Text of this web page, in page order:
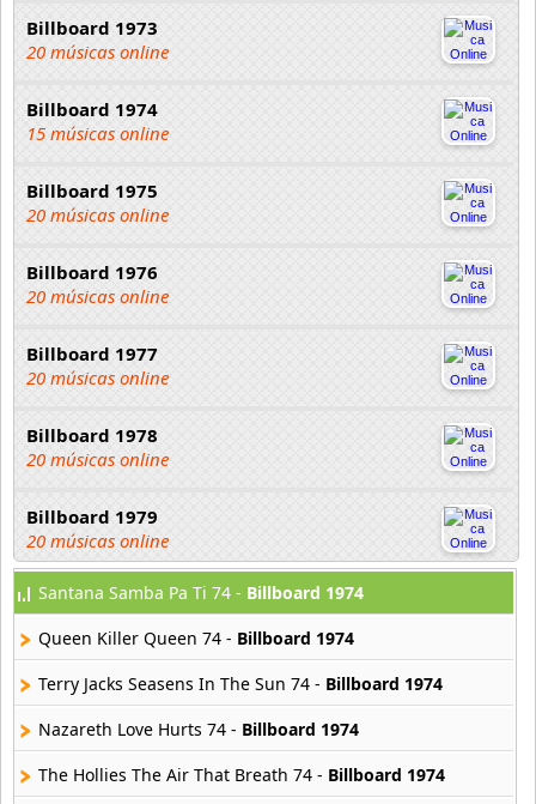
Billboard 1973
20 músicas online
Billboard 1974
15 músicas online
Billboard 1975
20 músicas online
Billboard 1976
20 músicas online
Billboard 1977
20 músicas online
Billboard 1978
20 músicas online
Billboard 1979
20 músicas online
Billy Ocean
4 músicas online
Gilbert O Sullivan
15 músicas online
Santana Samba Pa Ti 74 - Billboard 1974
Queen Killer Queen 74 - Billboard 1974
Terry Jacks Seasens In The Sun 74 - Billboard 1974
Nazareth Love Hurts 74 - Billboard 1974
The Hollies The Air That Breath 74 - Billboard 1974